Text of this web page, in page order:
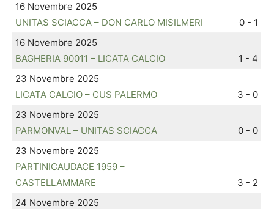
16 Novembre 2025
UNITAS SCIACCA – DON CARLO MISILMERI
0 - 1
16 Novembre 2025
BAGHERIA 90011 – LICATA CALCIO
1 - 4
23 Novembre 2025
LICATA CALCIO – CUS PALERMO
3 - 0
23 Novembre 2025
PARMONVAL – UNITAS SCIACCA
0 - 0
23 Novembre 2025
PARTINICAUDACE 1959 –
CASTELLAMMARE
3 - 2
24 Novembre 2025